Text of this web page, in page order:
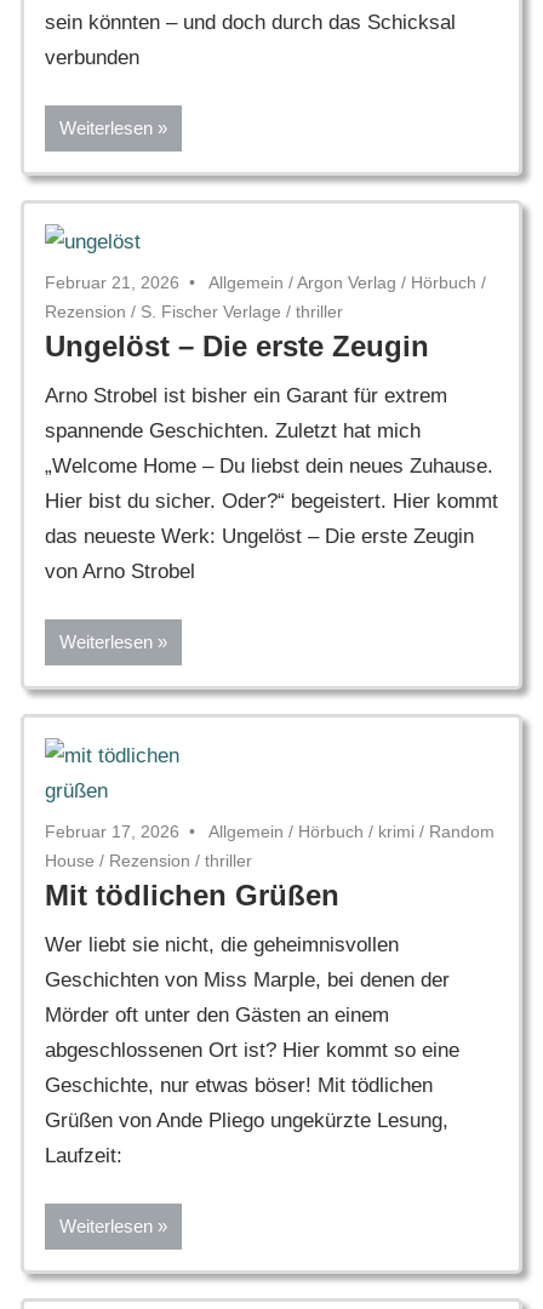
sein könnten – und doch durch das Schicksal
verbunden
Weiterlesen
Februar 21, 2026 Allgemein /Argon Verlag / Hörbuch /
Rezension / S. Fischer Verlage / thriller
Ungelöst – Die erste Zeugin
Arno Strobel ist bisher ein Garant für extrem
spannende Geschichten. Zuletzt hat mich
„Welcome Home – Du liebst dein neues Zuhause.
Hier bist du sicher. Oder?“ begeistert. Hier kommt
das neueste Werk: Ungelöst – Die erste Zeugin
von Arno Strobel
Weiterlesen
Februar 17, 2026 Allgemein / Hörbuch / krimi / Random
House / Rezension / thriller
Mit tödlichen Grüßen
Wer liebt sie nicht, die geheimnisvollen
Geschichten von Miss Marple, bei denen der
Mörder oft unter den Gästen an einem
abgeschlossenen Ort ist? Hier kommt so eine
Geschichte, nur etwas böser! Mit tödlichen
Grüßen von Ande Pliego ungekürzte Lesung,
Laufzeit:
Weiterlesen